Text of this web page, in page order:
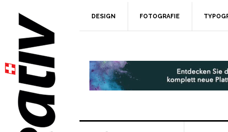
DESIGN FOTOGRAFIE